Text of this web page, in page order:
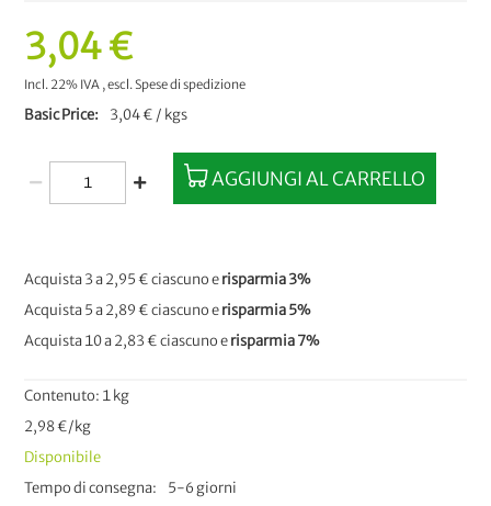
Contenuto: 1 kg
2,98 €/kg
Disponibile
Tempo di consegna
5-6 giorni
3,04 €
Incl. 22% IVA ,escl.Spese di spedizione
Basic Price 3,04 € / kgs
AGGIUNGI AL CARRELLO
Acquista 3 a2,95 € ciascuno erisparmia3%
Acquista 5 a2,89 € ciascuno erisparmia5%
Acquista 10 a2,83 € ciascuno erisparmia7%